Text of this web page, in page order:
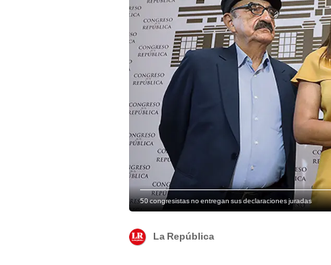
50 congresistas no entregan sus declaraciones juradas
La República